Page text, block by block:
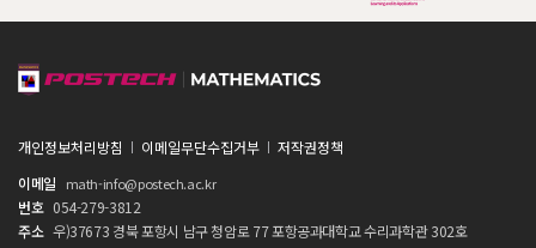
개인정보처리방침 이메일무단수집거부
저작권정책
이메일
math-info@postech.ac.kr
번호 054-279-3812
주소 우)37673 경북 포항시 남구 청암로 77 포항공과대학교 수리과학관 302호